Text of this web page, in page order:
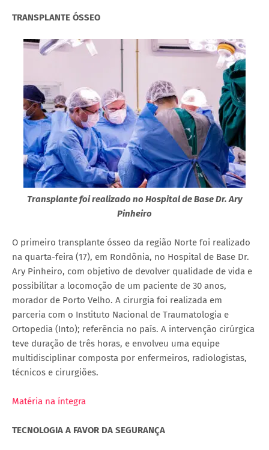
TRANSPLANTE ÓSSEO
Transplante foi realizado no Hospital de Base Dr. Ary
Pinheiro
O primeiro transplante ósseo da região Norte foi realizado
na quarta-feira (17), em Rondônia, no Hospital de Base Dr.
Ary Pinheiro, com objetivo de devolver qualidade de vida e
possibilitar a locomoção de um paciente de 30 anos,
morador de Porto Velho. A cirurgia foi realizada em
parceria com o Instituto Nacional de Traumatologia e
Ortopedia (Into); referência no país. A intervenção cirúrgica
teve duração de três horas, e envolveu uma equipe
multidisciplinar composta por enfermeiros, radiologistas,
técnicos e cirurgiões.
Matéria na íntegra
TECNOLOGIA A FAVOR DA SEGURANÇA